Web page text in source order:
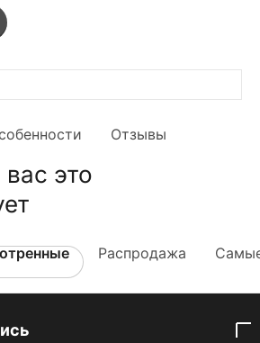
Отзывы
это
Распродажа